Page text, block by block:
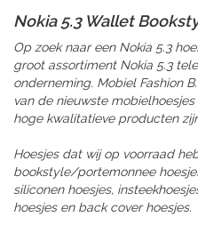
Nokia 5.3 Wallet
Op zoek naar een Nokia 5.3
groot assortiment Nokia 5.3
onderneming. Mobiel Fashion
van de nieuwste
hoge kwalitatieve producten
Hoesjes dat wij op voorraad
bookstyle/portemonnee
siliconen hoesjes,
hoesjes en back cover hoesjes.